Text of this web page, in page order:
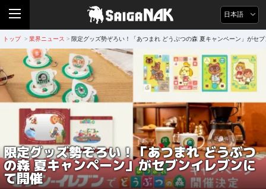
日本語
トップ > 業界ニュース > 限定グッズ勢ぞろい！「あつまれ どうぶつの森 夏キャンペーン」がセ
限定グッズ勢ぞろい！「あつまれ どうぶつ
の森 夏キャンペーン」がセブンイレブンに
て開催